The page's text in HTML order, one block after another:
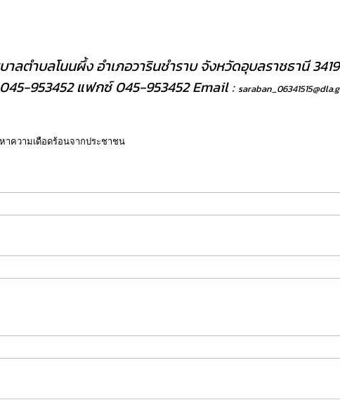
าลตำบลโนนผึ้ง อำเภอวารินชำราบ จังหวัดอุบลราชธานี
โทร. 045-953452 แฟกซ์ 045-953452 Email :
ความเดือดร้อนจากประชาชน